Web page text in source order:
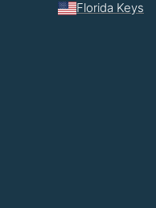
Florida Keys